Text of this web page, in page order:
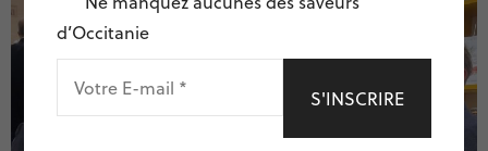
d’Occitanie
VOTRE
MAIL